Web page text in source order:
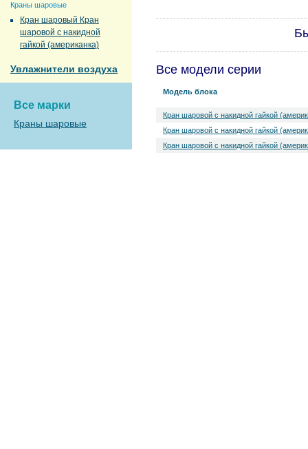
Краны шаровые
Кран шаровый Кран
шаровой с накидной
гайкой (американка)
Увлажнители воздуха
Все марки
Краны шаровые
Все модели серии
Модель блока
Кран шаровой с накидной гайкой
Кран шаровой с накидной гайкой
Кран шаровой с накидной гайкой